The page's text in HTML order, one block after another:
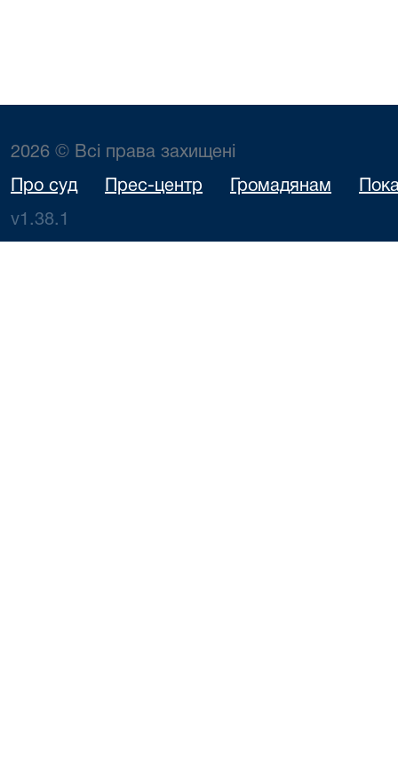
2026 © Всі права захищені
Про суд Прес-центр Громадянам
v1.38.1